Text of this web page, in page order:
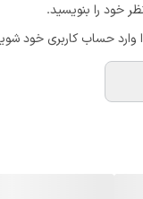
خود را بنویسید.
وارد حساب کاربری خود